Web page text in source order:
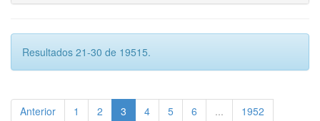
Resultados 21-30 de 19515.
Anterior 1 2 3 4 5 6 ...
1952